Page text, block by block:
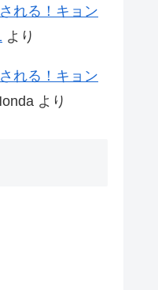
れる！キョン
より
れる！キョン
より